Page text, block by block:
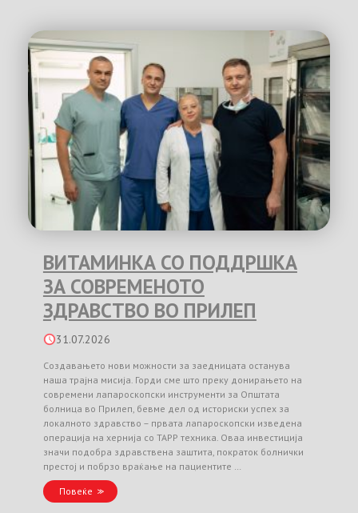
ВИТАМИНКА СО ПОДДРШКА
ЗА СОВРЕМЕНОТО
ЗДРАВСТВО ВО ПРИЛЕП
31.07.2026
Создавањето нови можности за заедницата останува
наша трајна мисија. Горди сме што преку донирањето на
современи лапароскопски инструменти за Општата
болница во Прилеп, бевме дел од историски успех за
локалното здравство – првата лапароскопски изведена
операција на хернија со TAPP техника. Оваа инвестиција
значи подобра здравствена заштита, пократок болнички
престој и побрзо враќање на пациентите …
Повеќе